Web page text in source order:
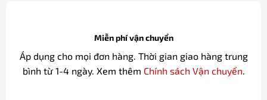
Miễn phí vận chuyển
Áp dụng cho mọi đơn hàng. Thời gian giao hàng trung
bình từ 1-4 ngày. Xem thêm Chính sách Vận chuyển.